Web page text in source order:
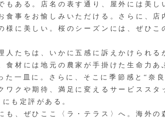
ある。店名の表す通り、屋外には美し
事をお愉しみいただける。さらに、店
に美しい。桜のシーズンには、ぜひこ
たちは、いかに五感に訴えかけられる
材には地元の農家が手掛けた生命力あ
一皿に。さらに、そこに季節感と“奈
クや期待、満足に変えるサービススタ
も定評がある。
、ぜひここ〈ラ・テラス〉へ。海外の